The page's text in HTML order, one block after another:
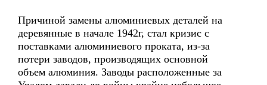
Причиной замены алюминиевых деталей на
деревянные в начале 1942г, стал кризис с
поставками алюминиевого проката, из-за
потери заводов, производящих основной
объем алюминия. Заводы расположенные за